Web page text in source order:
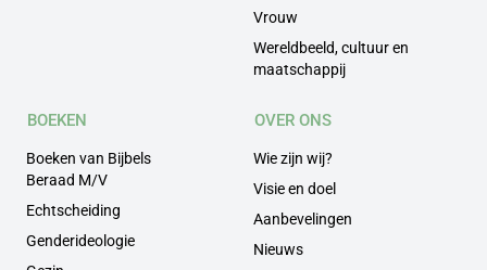
Vrouw
Wereldbeeld, cultuur en
maatschappij
BOEKEN
Boeken van Bijbels
Beraad M/V
Echtscheiding
Genderideologie
OVER ONS
Wie zijn wij?
Visie en doel
Aanbevelingen
Nieuws